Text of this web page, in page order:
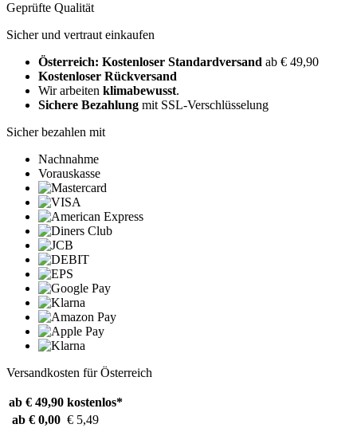
Geprüfte Qualität
Sicher und vertraut einkaufen
Österreich: Kostenloser Standardversand ab € 49,90
Kostenloser Rückversand
Wir arbeiten klimabewusst.
Sichere Bezahlung mit SSL-Verschlüsselung
Sicher bezahlen mit
Nachnahme
Vorauskasse
Versandkosten für Österreich
ab € 49,90 kostenlos*
ab € 0,00 € 5,49